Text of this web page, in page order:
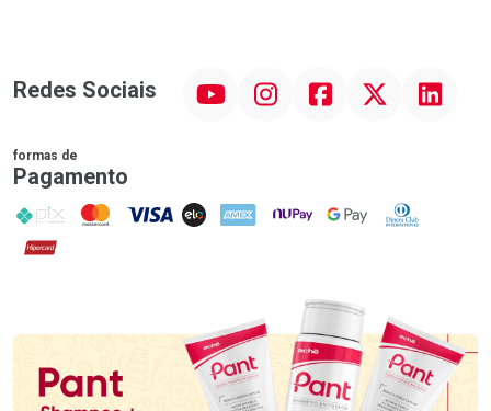
Redes Sociais InstagramFacebook Linkedin
formas de
Pagamento
PIX MasterCard
VISA ELO AMEX NuPay Google PayDiners Club
Hipercard
Promoção em Destaque